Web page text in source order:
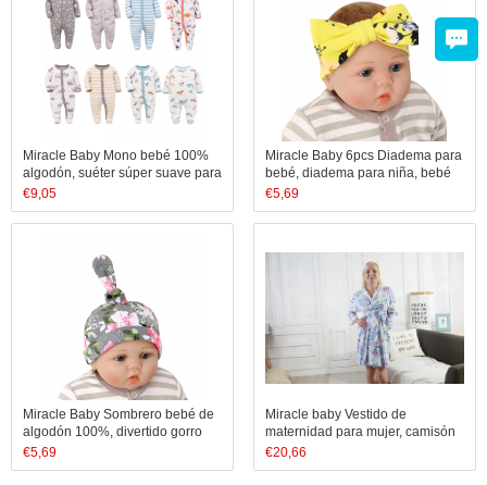
Miracle Baby Mono bebé 100%
algodón, suéter súper suave para
todas las estaciones, pijama de
algodón para niños pequeños
€9,05
Miracle Baby 6pcs Diadema para
bebé, diadema para niña, bebé
recién nacido
€5,69
Miracle Baby Sombrero bebé de
algodón 100%, divertido gorro
bebé recién nacido de algodón
orgánico lindo
€5,69
Miracle baby Vestido de
maternidad para mujer, camisón
floral de algodón, trabajo de
parto para embarazadas, camisa
€20,66